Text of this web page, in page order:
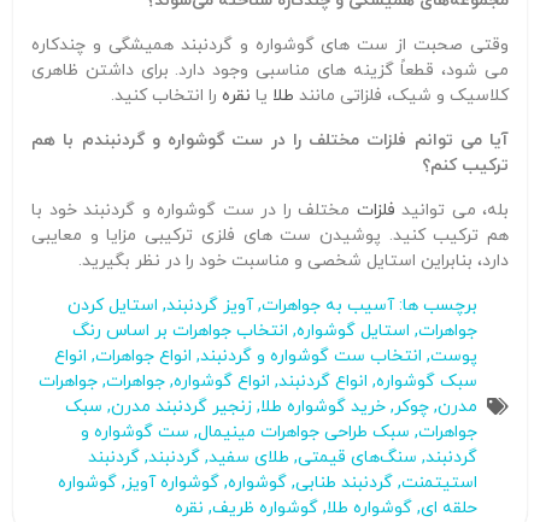
وقتی صحبت از ست های گوشواره و گردنبند همیشگی و چندکاره
می شود، قطعاً گزینه های مناسبی وجود دارد. برای داشتن ظاهری
کلاسیک و شیک، فلزاتی مانند طلا یا نقره را انتخاب کنید.
آیا می توانم فلزات مختلف را در ست گوشواره و گردنبندم با هم
ترکیب کنم؟
بله، می توانید فلزات مختلف را در ست گوشواره و گردنبند خود با
هم ترکیب کنید. پوشیدن ست های فلزی ترکیبی مزایا و معایبی
دارد، بنابراین استایل شخصی و مناسبت خود را در نظر بگیرید.
برچسب ها: آسیب به جواهرات,آویز گردنبند, استایل کردن
جواهرات, استایل گوشواره‌, انتخاب جواهرات بر اساس رنگ
پوست, انتخاب ست گوشواره و گردنبند, انواع جواهرات, انواع
سبک گوشواره, انواع گردنبند, انواع گوشواره, جواهرات, جواهرات
مدرن, چوکر, خرید گوشواره طلا, زنجیر گردنبند مدرن, سبک
جواهرات, سبک طراحی جواهرات مینیمال, ست گوشواره و
گردنبند, سنگ‌های قیمتی, طلای سفید, گردنبند, گردنبند
استیتمنت, گردنبند طنابی, گوشواره, گوشواره آویز, گوشواره
حلقه ای, گوشواره طلا, گوشواره‌ ظریف, نقره